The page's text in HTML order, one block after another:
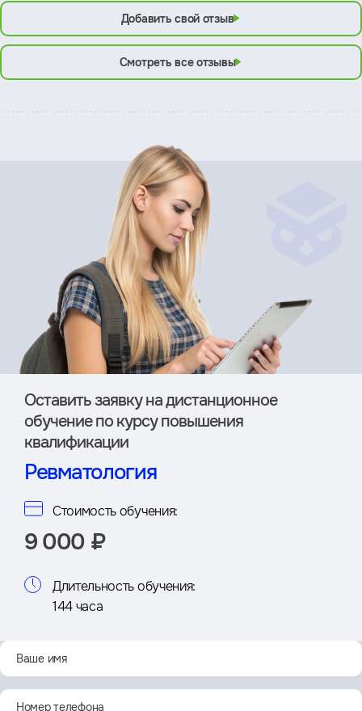
Добавить свой отзыв
Смотреть все отзывы
Оставить заявку на дистан­ционное
обучение по курсу повышения
квалификации
Ревматология
Стоимость обучения:
9 000 ₽
Длительность обучения:
144 часа